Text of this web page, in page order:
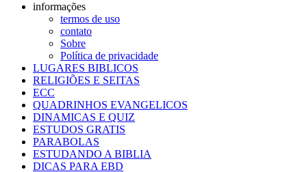
informações
termos de uso
contato
Sobre
Política de privacidade
LUGARES BIBLICOS
RELIGIÕES E SEITAS
ECC
QUADRINHOS EVANGELICOS
DINAMICAS E QUIZ
ESTUDOS GRATIS
PARABOLAS
ESTUDANDO A BIBLIA
DICAS PARA EBD